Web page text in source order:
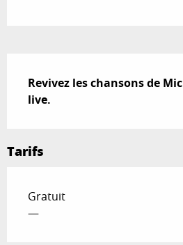
Revivez les chansons de
live.
Tarifs
Gratuit
—